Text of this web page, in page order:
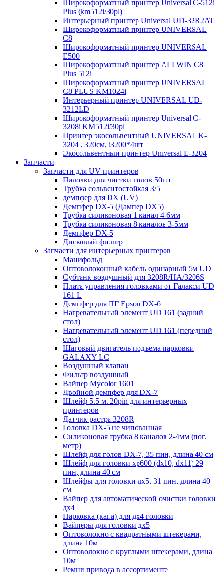
Широкоформатный принтер Universal C-512i
Plus (km512i/30pl)
Интерьерный принтер Universal UD-32R2AT
Широкоформатный принтер UNIVERSAL
C8
Широкоформатный принтер UNIVERSAL
E500
Широкоформатный принтер ALLWIN С8
Plus 512i
Широкоформатный принтер UNIVERSAL
C8 PLUS KM1024i
Интерьерный принтер UNIVERSAL UD-
3212LD
Широкоформатный принтер Universal C-
3208i KM512i/30pl
Принтер экосольвентный UNIVERSAL K-
3204 , 320см, i3200*4шт
Экосольвентный принтер Universal E-3204
Запчасти
Запчасти для UV принтеров
Палочки для чистки голов 50шт
Трубка сольвентостойкая 3/5
демпфер для DX (UV)
Демпфер DX-5 (Дампер DX5)
Трубка силиконовая 1 канал 4-6мм
Трубка силиконовая 8 каналов 3-5мм
Демпфер DX-5
Дисковый фильтр
Запчасти для интерьерных принтеров
Манифольд
Оптоволоконный кабель одинарный 5м UD
Субтанк воздушный для 3208R/HA/3206S
Плата управления головками от Галакси UD
161 L
Демпфер для ПГ Epson DX-6
Нагревательный элемент UD 161 (задний
стол)
Нагревательный элемент UD 161 (передний
стол)
Шаговый двигатель подъема парковки
GALAXY LC
Воздушный клапан
Фильтр воздушный
Вайпер Mycolor 1601
Двойной демпфер для DX-7
Шлейф 5.5 м. 20pin для интерьерных
принтеров
Датчик растра 3208R
Головка DX-5 не чипованная
Силиконовая трубка 8 каналов 2-4мм (пог.
метр)
Шлейф для голов DX-7, 35 пин, длина 40 см
Шлейф для головки хр600 (dx10, dx11) 29
пин, длина 40 см
Шлейфы для головки дх5, 31 пин, длина 40
см
Вайпер для автоматической очистки головки
дх4
Парковка (капа) для дх4 головки
Вайперы для головки дх5
Оптоволокно с квадратными штекерами,
длина 10м
Оптоволокно с круглыми штекерами, длина
10м
Ремни привода в ассортименте